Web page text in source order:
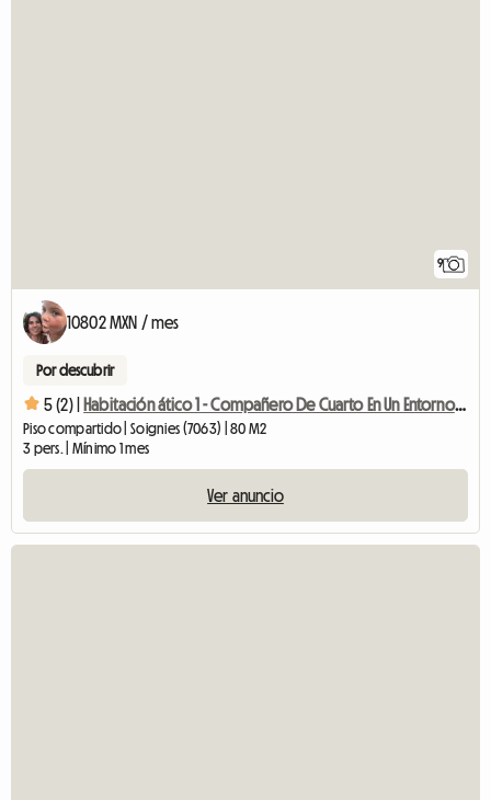
9
10802 MXN / mes
Por descubrir
5 (2) | Habitación ático 1 - Compañero De Cuarto En Un Entorno Verde
Piso compartido | Soignies (7063) | 80 M2
3 pers. | Mínimo 1 mes
Ver anuncio